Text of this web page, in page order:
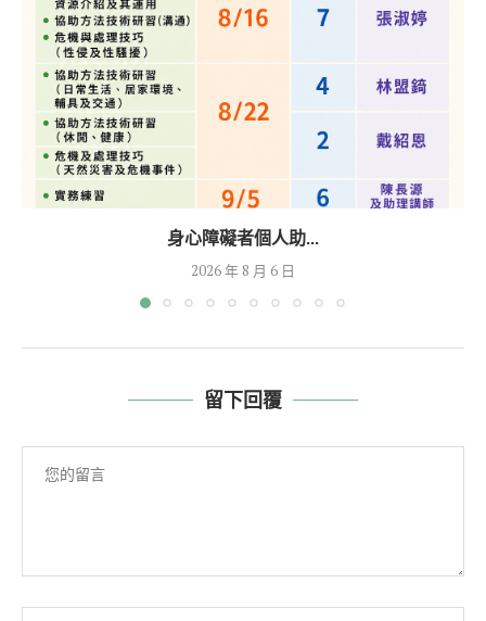
身心障礙者個人助...
2026 年 8 月 6 日
留下回覆